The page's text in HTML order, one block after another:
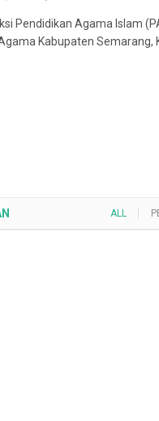
Pendidikan Agama Islam
Kabupaten Semarang,
ALL